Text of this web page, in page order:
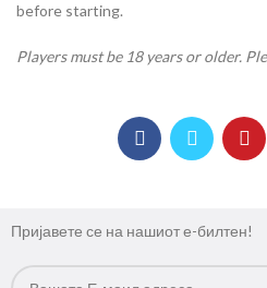
before starting.
Players must be 18 years or older.
Пријавете се на нашиот е-билтен!